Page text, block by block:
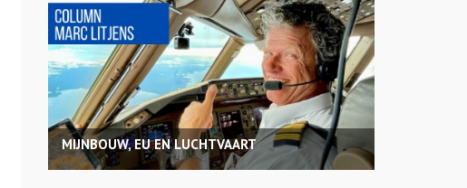
MIJNBOUW, EU EN LUCHTVAART